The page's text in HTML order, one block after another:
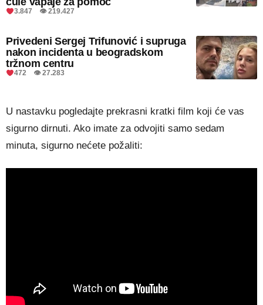
3.847 👁 219.427
Privedeni Sergej Trifunović i supruga
nakon incidenta u beogradskom
tržnom centru
472 👁 27.283
U nastavku pogledajte prekrasni kratki film koji će vas
sigurno dirnuti. Ako imate za odvojiti samo sedam
minuta, sigurno nećete požaliti: